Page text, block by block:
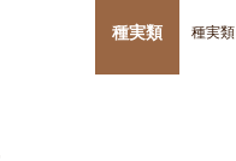
種実類 種実類